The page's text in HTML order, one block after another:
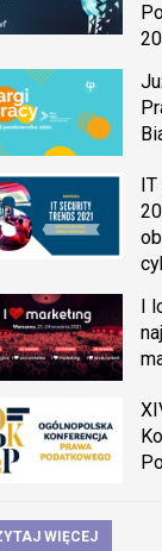
IT
I
WIĘCEJ